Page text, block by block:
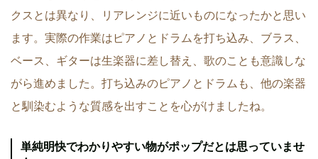
クスとは異なり、リアレンジに近いものになったかと思い
ます。実際の作業はピアノとドラムを打ち込み、ブラス、
ベース、ギターは生楽器に差し替え、歌のことも意識しな
がら進めました。打ち込みのピアノとドラムも、他の楽器
と馴染むような質感を出すことを心がけましたね。
単純明快でわかりやすい物がポップだとは思っていませ